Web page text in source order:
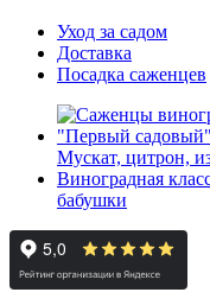
Уход за садом
Доставка
Посадка саженцев
Мускат, цитрон,
Виноградная
бабушки